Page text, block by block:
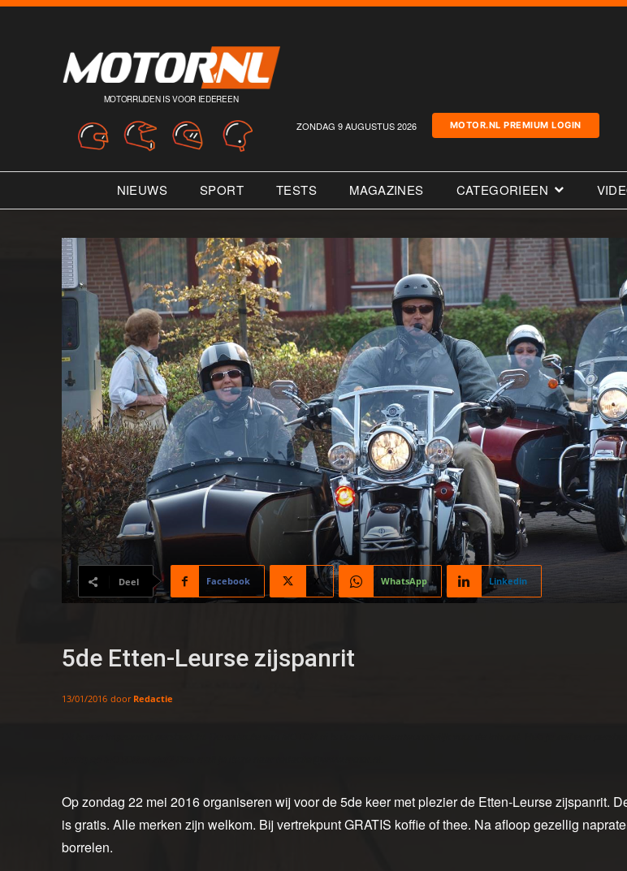
MOTORRIJDEN IS VOOR IEDEREEN
ZONDAG 9 AUGUSTUS 2026 MOTOR.NL PREMIUM LOGIN
NIEUWS SPORT TESTS MAGAZINES CATEGORIEEN
Deel Facebook X WhatsApp Linkedin
5de Etten-Leurse zijspanrit
13/01/2016 door Redactie
Op zondag 22 mei 2016 organiseren wij voor de 5de keer met plezier de Etten-Leurse zijspanrit.
is gratis. Alle merken zijn welkom. Bij vertrekpunt GRATIS koffie of thee. Na afloop gezellig
borrelen.